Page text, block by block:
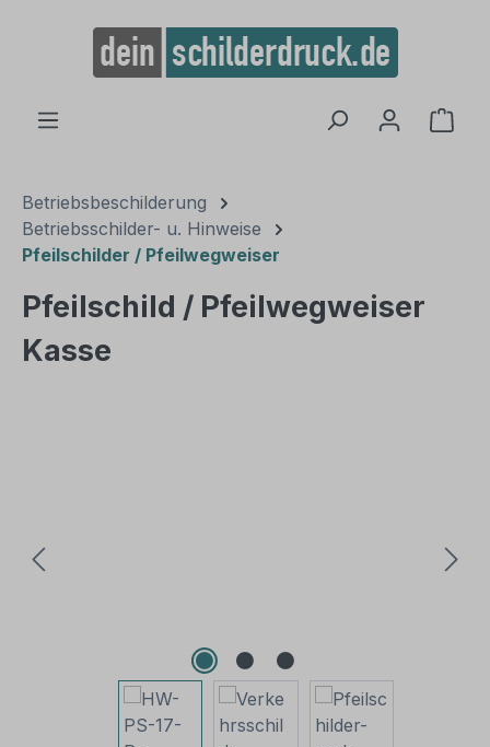
springen
Betriebsbeschilderung
Betriebsschilder- u. Hinweise
Pfeilschilder / Pfeilwegweiser
Pfeilschild / Pfeilwegweiser
Kasse